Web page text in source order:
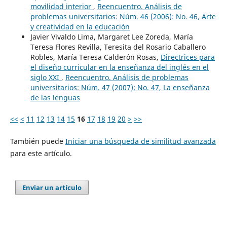
movilidad interior , Reencuentro. Análisis de
problemas universitarios: Núm. 46 (2006): No. 46, Arte
y creatividad en la educación
Javier Vivaldo Lima, Margaret Lee Zoreda, María
Teresa Flores Revilla, Teresita del Rosario Caballero
Robles, María Teresa Calderón Rosas, Directrices para
el diseño curricular en la enseñanza del inglés en el
siglo XXI , Reencuentro. Análisis de problemas
universitarios: Núm. 47 (2007): No. 47, La enseñanza
de las lenguas
<< < 11 12 13 14 15 16 17 18 19 20 > >>
También puede Iniciar una búsqueda de similitud avanzada
para este artículo.
Enviar un artículo